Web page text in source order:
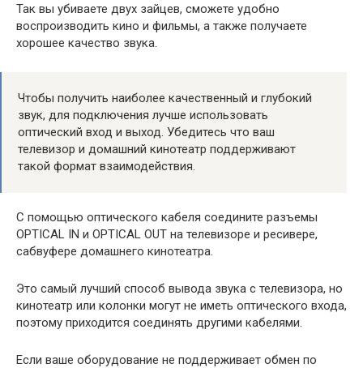
Так вы убиваете двух зайцев, сможете удобно
воспроизводить кино и фильмы, а также получаете
хорошее качество звука.
Чтобы получить наиболее качественный и глубокий
звук, для подключения лучше использовать
оптический вход и выход. Убедитесь что ваш
телевизор и домашний кинотеатр поддерживают
такой формат взаимодействия.
С помощью оптического кабеля соедините разъемы
OPTICAL IN и OPTICAL OUT на телевизоре и ресивере,
сабвуфере домашнего кинотеатра.
Это самый лучший способ вывода звука с телевизора, но
кинотеатр или колонки могут не иметь оптического входа,
поэтому приходится соединять другими кабелями.
Если ваше оборудование не поддерживает обмен по